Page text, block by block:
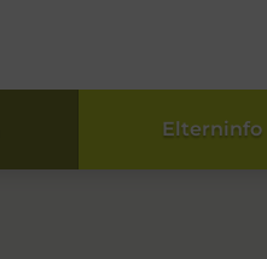
Elterninfo